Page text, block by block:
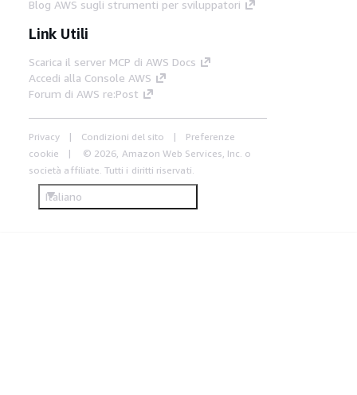
Blog AWS sugli strumenti per sviluppatori
Link Utili
Scarica il server MCP di AWS Docs
Accedi alla Console AWS
Forum di AWS re:Post
Privacy Condizioni del sito
Preferenze
cookie
© 2026, Amazon Web Services, Inc. o
società affiliate. Tutti i diritti riservati.
Italiano